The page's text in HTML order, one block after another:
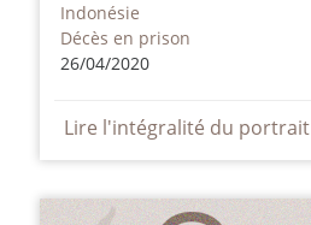
Indonésie
Décès en prison
26/04/2020
Lire l'intégralité du portrait